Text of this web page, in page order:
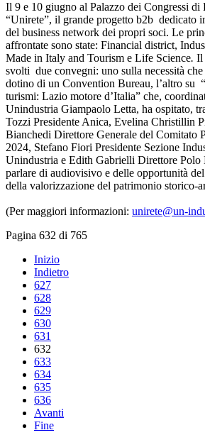
Il 9 e 10 giugno al Palazzo dei Congressi di
“Unirete”, il grande progetto b2b dedicato
del business network dei propri soci. Le
affrontate sono state: Financial district,
Made in Italy and Tourism e Life Science. Il
svolti due convegni: uno sulla necessità
dotino di un Convention Bureau, l’altro su
turismi: Lazio motore d’Italia” che,
Unindustria Giampaolo Letta, ha ospitato,
Tozzi Presidente Anica, Evelina Christillin
Bianchedi Direttore Generale del Comitato
2024, Stefano Fiori Presidente Sezione
Unindustria e Edith Gabrielli Direttore Polo
parlare di audiovisivo e delle opportunità
della valorizzazione del patrimonio storico-
(Per maggiori informazioni: unirete@un-
Pagina 632 di 765
Inizio
Indietro
627
628
629
630
631
632
633
634
635
636
Avanti
Fine